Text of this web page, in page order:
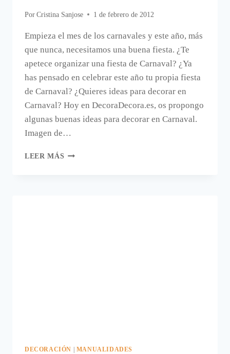
Por Cristina Sanjose 1 de febrero de 2012
Empieza el mes de los carnavales y este año, más
que nunca, necesitamos una buena fiesta. ¿Te
apetece organizar una fiesta de Carnaval? ¿Ya
has pensado en celebrar este año tu propia fiesta
de Carnaval? ¿Quieres ideas para decorar en
Carnaval? Hoy en DecoraDecora.es, os propongo
algunas buenas ideas para decorar en Carnaval.
Imagen de…
LEER MÁS DECORAR
DECORACIÓN MANUALIDADES